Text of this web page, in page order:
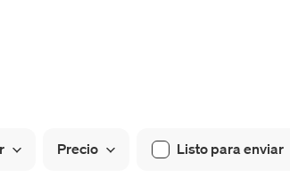
Precio Listo para enviar